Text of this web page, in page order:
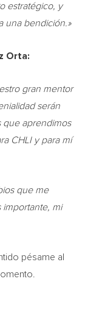
estratégico, y
una bendición.»
Orta:
gran mentor
serán
que aprendimos
CHLI y para mí
que me
importante, mi
pésame al